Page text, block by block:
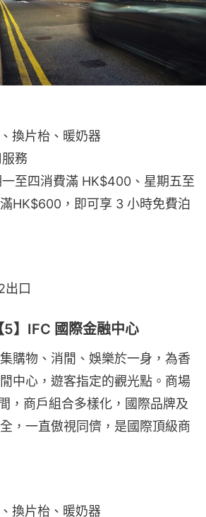
換片枱、暖奶器
務
至四消費滿 HK$400、星期五至
HK$600，即可享 3 小時免費泊
出口
】IFC 國際金融中心
購物、消閒、娛樂於一身，為香
中心，遊客指定的觀光點。商場
，商戶組合多樣化，國際品牌及
，一直傲視同儕，是國際頂級商
換片枱、暖奶器